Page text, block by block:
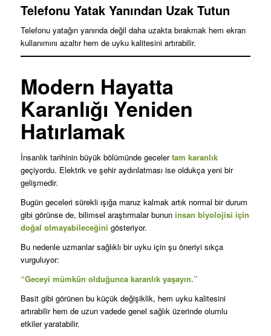
Telefonu Yatak Yanından Uzak Tutun
Telefonu yatağın yanında değil daha uzakta bırakmak hem ekran
kullanımını azaltır hem de uyku kalitesini artırabilir.
Modern Hayatta
Karanlığı Yeniden
Hatırlamak
İnsanlık tarihinin büyük bölümünde gecelertam karanlık
geçiyordu. Elektrik ve şehir aydınlatması ise oldukça yeni bir
gelişmedir.
Bugün geceleri sürekli ışığa maruz kalmak artık normal bir durum
gibi görünse de, bilimsel araştırmalar bunun insan biyolojisi için
doğal olmayabileceğini gösteriyor.
Bu nedenle uzmanlar sağlıklı bir uyku için şu öneriyi sıkça
vurguluyor:
“Geceyi mümkün olduğunca karanlık yaşayın.”
Basit gibi görünen bu küçük değişiklik, hem uyku kalitesini
artırabilir hem de uzun vadede genel sağlık üzerinde olumlu
etkiler yaratabilir.